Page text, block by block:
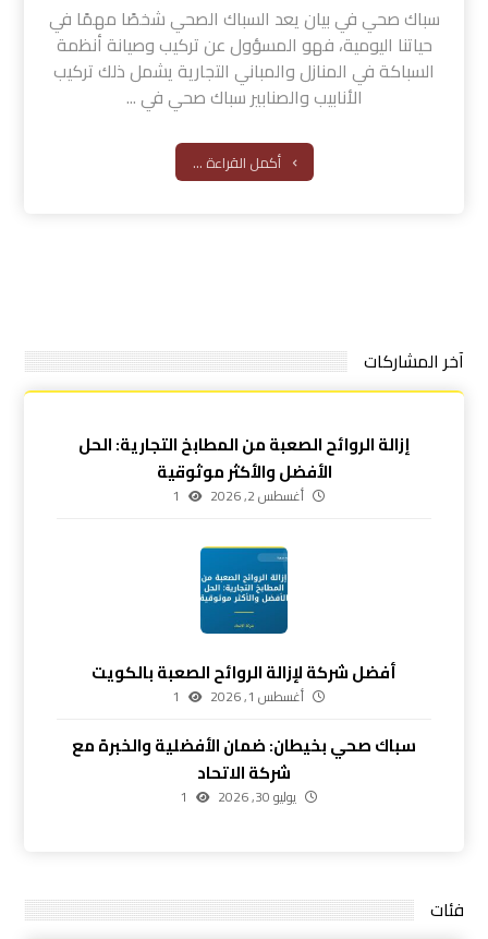
سباك صحي في بيان يعد السباك الصحي شخصًا مهمًا في
حياتنا اليومية، فهو المسؤول عن تركيب وصيانة أنظمة
السباكة في المنازل والمباني التجارية يشمل ذلك تركيب
الأنابيب والصنابير سباك صحي في ...
أكمل القراءة ...
آخر المشاركات
إزالة الروائح الصعبة من المطابخ التجارية: الحل
الأفضل والأكثر موثوقية
أغسطس 2, 2026 1
أفضل شركة لإزالة الروائح الصعبة بالكويت
أغسطس 1, 2026 1
سباك صحي بخيطان: ضمان الأفضلية والخبرة مع
شركة الاتحاد
يوليو 30, 2026 1
فئات